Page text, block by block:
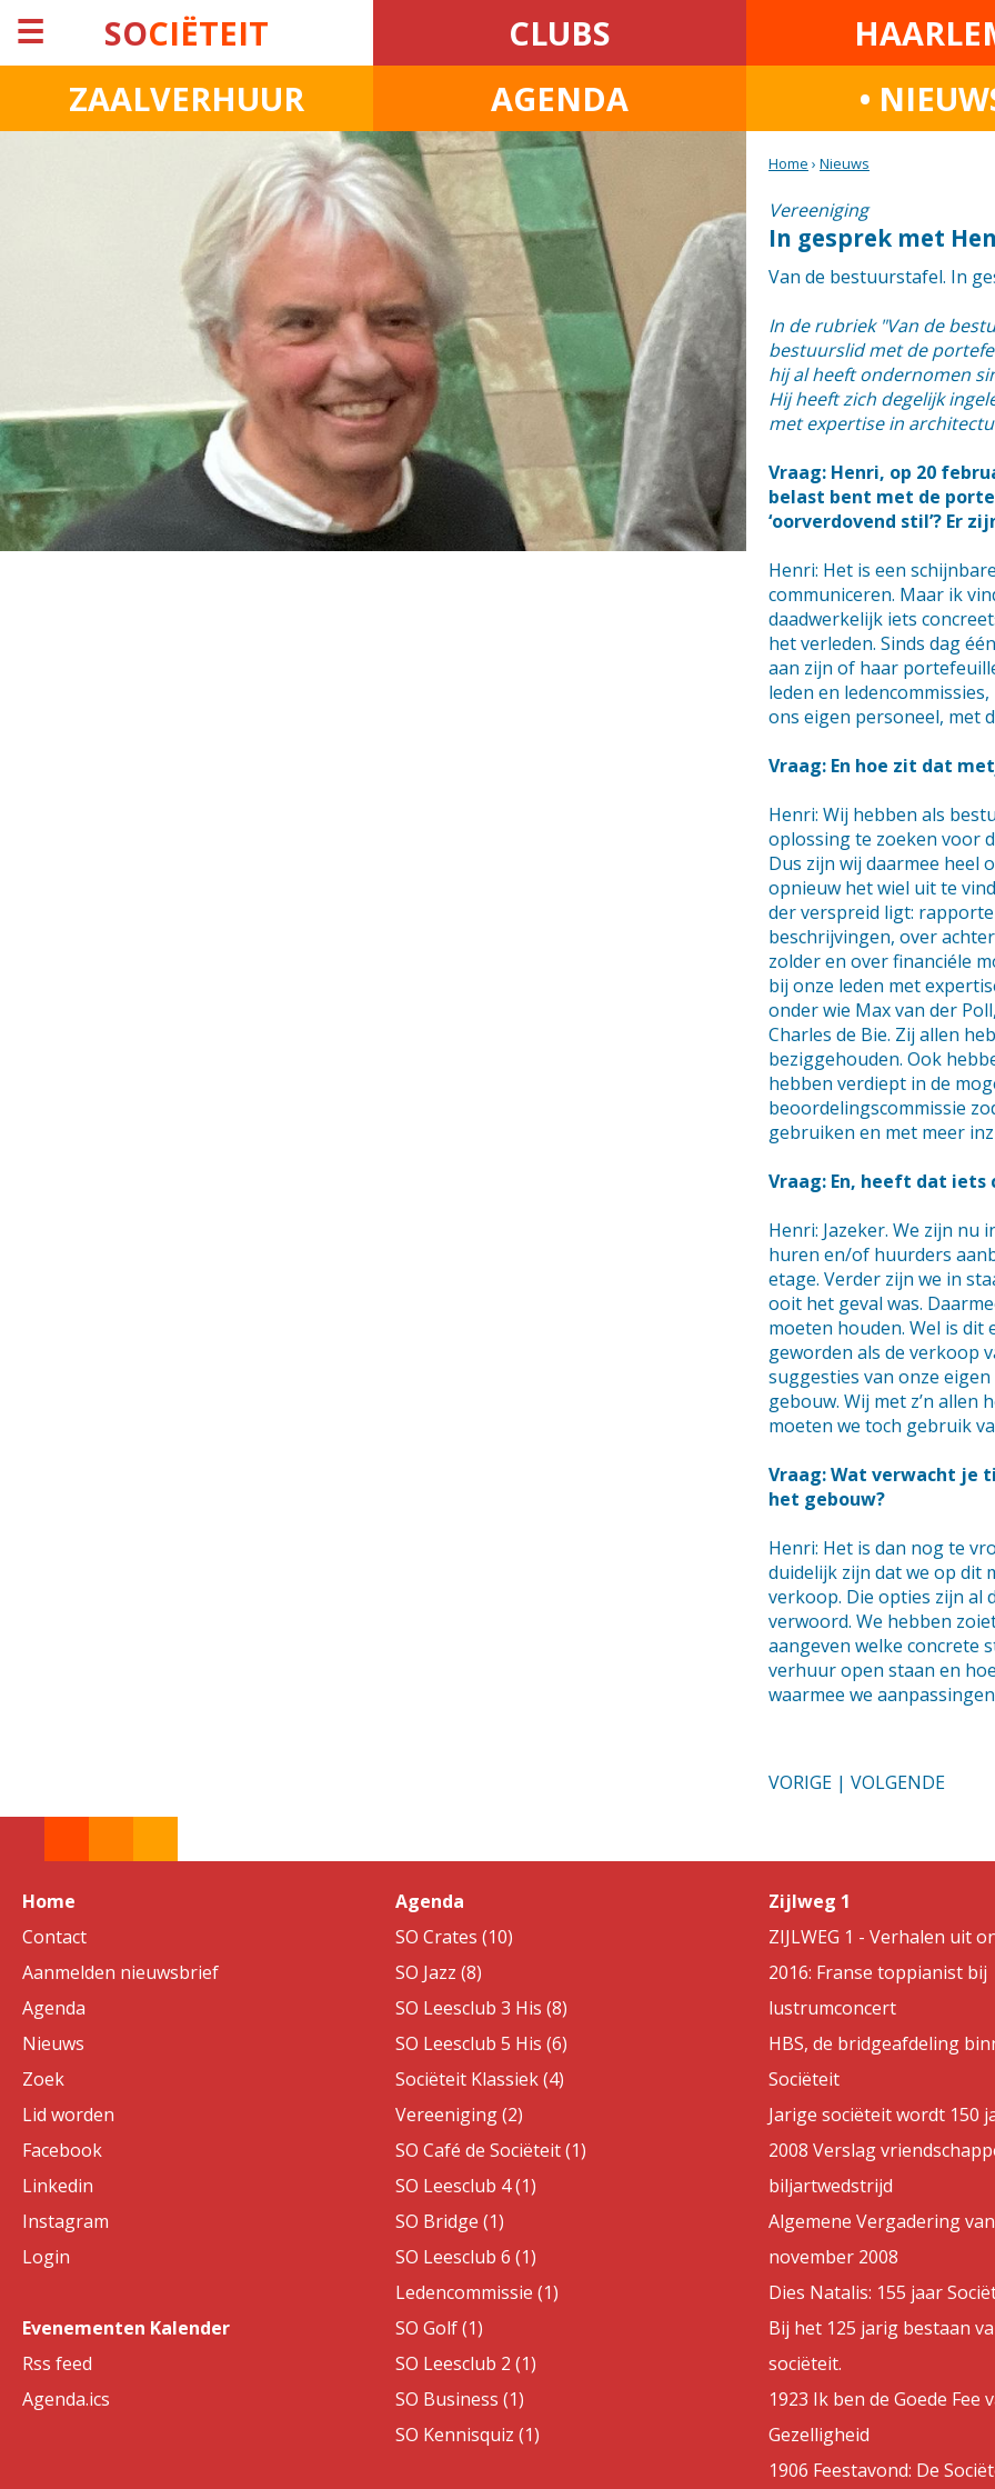
☰ SOCIËTEIT CLUBS
ZAALVERHUUR
AGENDA •
Home › Nieuws
Vereeniging
In gesprek met
Van de bestuurstafel. In
In de rubriek "Van de
bestuurslid met de
hij al heeft ondernomen
Hij heeft zich degelijk
met expertise in
Vraag: Henri, op 20
belast bent met de
‘oorverdovend stil’? Er
Henri: Het is een
communiceren. Maar ik
daadwerkelijk iets
het verleden. Sinds dag
aan zijn of haar
leden en
ons eigen personeel, met
Vraag: En hoe zit dat
Henri: Wij hebben als
oplossing te zoeken voor
Dus zijn wij daarmee heel
opnieuw het wiel uit te
der verspreid ligt:
beschrijvingen, over
zolder en over financiéle
bij onze leden met
onder wie Max van der
Charles de Bie. Zij allen
beziggehouden. Ook
hebben verdiept in de
beoordelingscommissie
gebruiken en met meer
Vraag: En, heeft dat iets
Henri: Jazeker. We zijn
huren en/of huurders
etage. Verder zijn we in
ooit het geval was.
moeten houden. Wel is dit
geworden als de verkoop
suggesties van onze
gebouw. Wij met z’n
moeten we toch gebruik
Vraag: Wat verwacht je
het gebouw?
Henri: Het is dan nog te
duidelijk zijn dat we op dit
verkoop. Die opties zijn al
verwoord. We hebben
aangeven welke concrete
verhuur open staan en
waarmee we
VORIGE | VOLGENDE
Home
Contact
Aanmelden nieuwsbrief
Agenda
Nieuws
Zoek
Lid worden
Facebook
Linkedin
Instagram
Login
Evenementen Kalender
Rss feed
Agenda.ics
Agenda
SO Crates (10)
SO Jazz (8)
SO Leesclub 3 His (8)
SO Leesclub 5 His (6)
Sociëteit Klassiek (4)
Vereeniging (2)
SO Café de Sociëteit (1)
SO Leesclub 4 (1)
SO Bridge (1)
SO Leesclub 6 (1)
Ledencommissie (1)
SO Golf (1)
SO Leesclub 2 (1)
SO Business (1)
SO Kennisquiz (1)
Zijlweg 1
ZIJLWEG 1 - Verhalen uit
2016: Franse toppianist bij
lustrumconcert
HBS, de bridgeafdeling
Sociëteit
Jarige sociëteit wordt 150
2008 Verslag
biljartwedstrijd
Algemene Vergadering
november 2008
Dies Natalis: 155 jaar
Bij het 125 jarig bestaan
sociëteit.
1923 Ik ben de Goede Fee
Gezelligheid
1906 Feestavond: De